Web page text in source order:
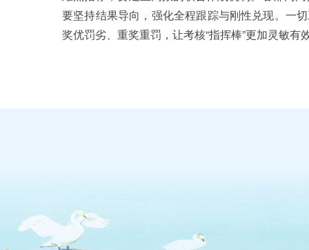
要坚持结果导向，强化全程跟踪与刚性兑现。一
奖优罚劣、重奖重罚，让考核“指挥棒”更加灵敏